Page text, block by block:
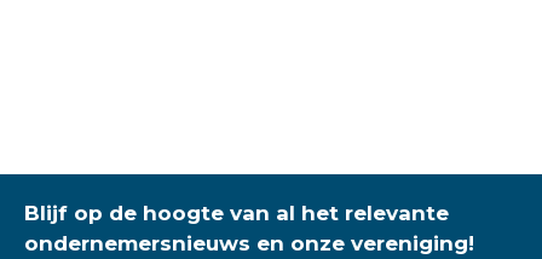
Blijf op de hoogte van al het relevante
ondernemersnieuws en onze vereniging!